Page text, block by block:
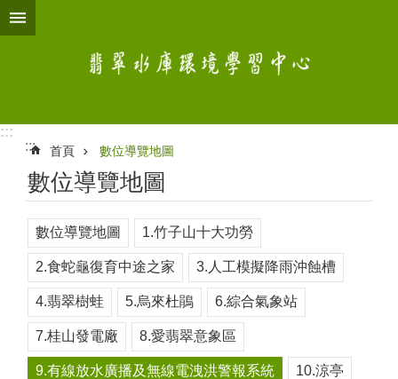
跳到主要內容區塊
:::
:::
首頁 數位導覽地圖
數位導覽地圖
數位導覽地圖 1.竹子山十大功勞
2.食蛇龜復育中途之家 3.人工模擬降雨沖蝕槽
4.翡翠樹蛙 5.烏來杜鵑 6.綜合氣象站
7.桂山發電廠 8.愛翡翠意象區
9.有線放水廣播及無線電洩洪警報系統 10.涼亭